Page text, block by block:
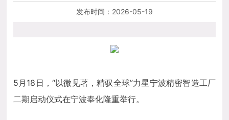
联系我们
发布时间： 2026-05-19
5月18日，“以微见著，精驭全球”力星宁波精密智造工厂
二期启动仪式在宁波奉化隆重举行。